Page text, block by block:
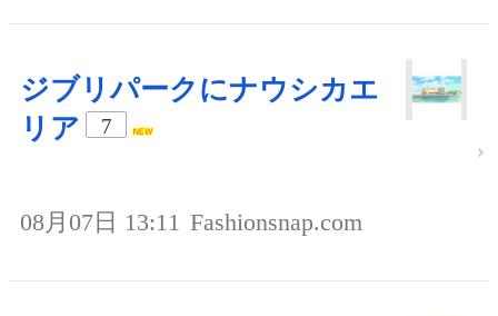
ジブリパークにナウシカエ
リア
7
08月07日 13:11 Fashionsnap.com